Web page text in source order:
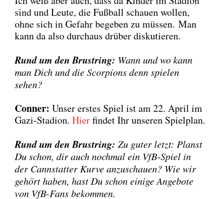
sind und Leu­te, die Fuß­ball schau­en wol­len,
ohne sich in Gefahr bege­ben zu müs­sen. Man
kann da also durch­aus drü­ber dis­ku­tie­ren.
Rund um den Brust­ring: Wann und wo kann
man Dich und die Scor­pi­ons denn spie­len
sehen?
Con­ner: Unser ers­tes Spiel ist am 22. April im
Gazi-Sta­di­on. Hierfin­det Ihr unse­ren Spiel­plan.
Rund um den Brust­ring: Zu guter letzt: Planst
Du schon, dir auch noch­mal ein VfB-Spiel in
der Cannstat­ter Kur­ve anzu­schau­en? Wie wir
gehört haben, hast Du schon eini­ge Ange­bo­te
von VfB-Fans bekom­men.